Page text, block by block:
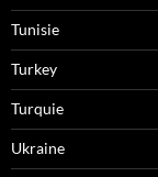
Tunisie
Turkey
Turquie
Ukraine